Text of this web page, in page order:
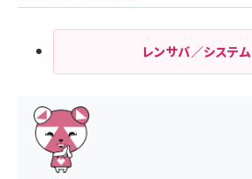
レンサバ／システム